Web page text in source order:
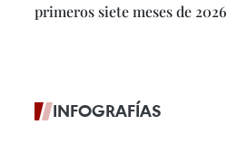
primeros siete meses de 2026
INFOGRAFÍAS